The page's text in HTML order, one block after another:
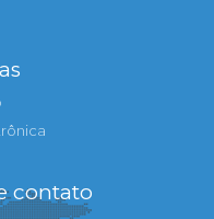
contato